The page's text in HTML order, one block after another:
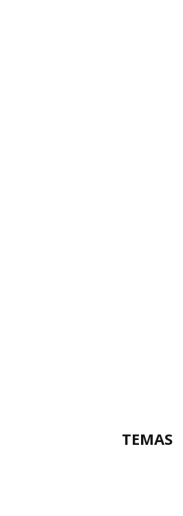
TEMAS